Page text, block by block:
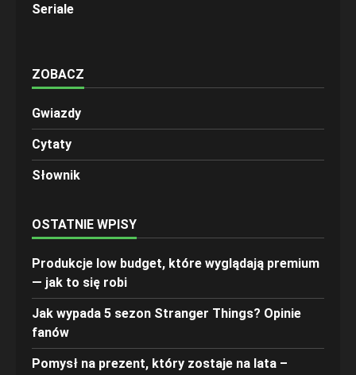
Seriale
ZOBACZ
Gwiazdy
Cytaty
Słownik
OSTATNIE WPISY
Produkcje low budget, które wyglądają premium
— jak to się robi
Jak wypada 5 sezon Stranger Things? Opinie
fanów
Pomysł na prezent, który zostaje na lata –